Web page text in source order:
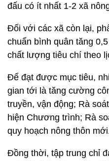
đấu có ít nhất 1-2 xã
Đối với các xã còn lại,
chuẩn bình quân tăng
chất lượng tiêu chí theo
Để đạt được mục tiêu,
gian tới là tăng cường
truyền, vận động; Rà
hiện Chương trình; Rà
quy hoạch nông thôn
Đồng thời, tập trung chỉ